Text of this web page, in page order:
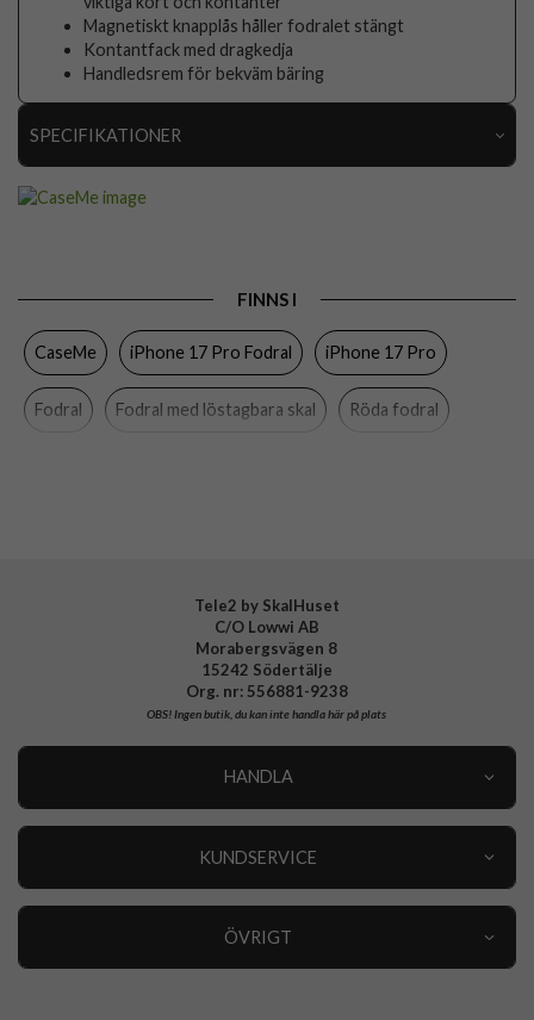
Magnetiskt knapplås håller fodralet stängt
Kontantfack med dragkedja
Handledsrem för bekväm bäring
SPECIFIKATIONER
Dragkedja, Handrem, Kortfack, Löstagbart skal
Färg
Material Konstläder, Mjukplast (TPU)
FINNS I
CaseMe iPhone 17 Pro Fodral iPhone 17 Pro
Fodral Fodral med löstagbara skal Röda fodral
Tele2 by SkalHuset
C/O Lowwi AB
Morabergsvägen 8
15242 Södertälje
Org. nr: 556881-9238
OBS!Ingen butik, du kan inte handla här på plats
HANDLA
KUNDSERVICE
ÖVRIGT